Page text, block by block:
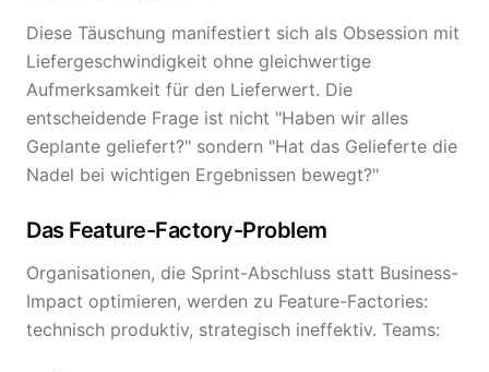
Diese Täuschung manifestiert sich als Obsession mit
Liefergeschwindigkeit ohne gleichwertige
Aufmerksamkeit für den Lieferwert. Die
entscheidende Frage ist nicht "Haben wir alles
Geplante geliefert?" sondern "Hat das Gelieferte die
Nadel bei wichtigen Ergebnissen bewegt?"
Das Feature-Factory-Problem
Organisationen, die Sprint-Abschluss statt Business-
Impact optimieren, werden zu Feature-Factories:
technisch produktiv, strategisch ineffektiv. Teams: